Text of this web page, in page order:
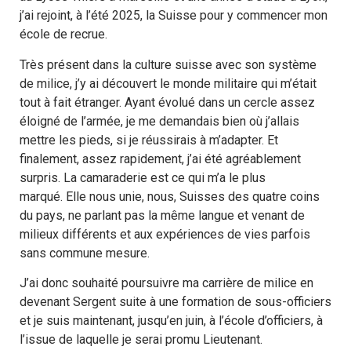
j’ai rejoint, à l’été 2025, la Suisse pour y commencer mon
école de recrue.
Très présent dans la culture suisse avec son système
de milice, j’y ai découvert le monde militaire qui m’était
tout à fait étranger. Ayant évolué dans un cercle assez
éloigné de l’armée, je me demandais bien où j’allais
mettre les pieds, si je réussirais à m’adapter. Et
finalement, assez rapidement, j’ai été agréablement
surpris. La camaraderie est ce qui m’a le plus
marqué. Elle nous unie, nous, Suisses des quatre coins
du pays, ne parlant pas la même langue et venant de
milieux différents et aux expériences de vies parfois
sans commune mesure.
J’ai donc souhaité poursuivre ma carrière de milice en
devenant Sergent suite à une formation de sous-officiers
et je suis maintenant, jusqu’en juin, à l’école d’officiers, à
l’issue de laquelle je serai promu Lieutenant.